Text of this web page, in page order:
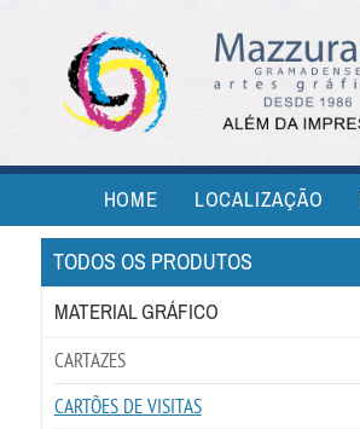
HOME LOCALIZAÇÃO
TODOS OS PRODUTOS
MATERIAL GRÁFICO
CARTAZES
CARTÕES DE VISITAS